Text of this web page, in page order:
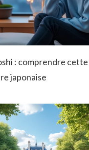
: comprendre
japonaise